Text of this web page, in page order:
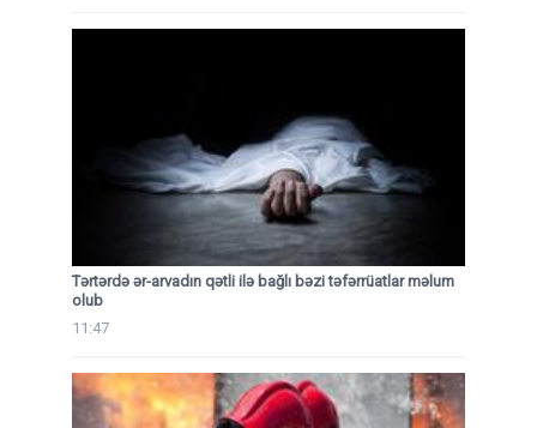
Tərtərdə ər-arvadın qətli ilə bağlı bəzi təfərrüatlar məlum
olub
11:47